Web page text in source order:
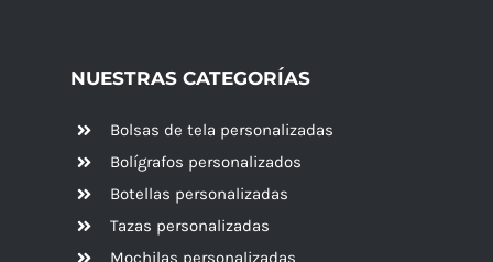
NUESTRAS CATEGORÍAS
Bolsas de tela personalizadas
Bolígrafos personalizados
Botellas personalizadas
Tazas personalizadas
Mochilas personalizadas